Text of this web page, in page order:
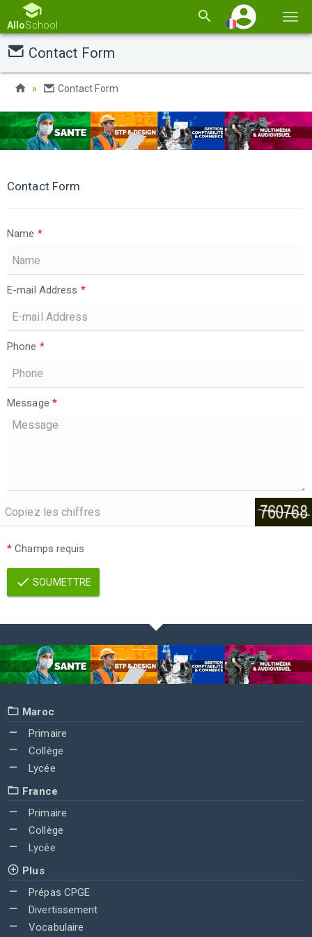
la
AlloSchool
Contact Form
Contact Form
Contact Form
Name *
E-mail Address *
Phone *
Message *
* Champs requis
SOUMETTRE
Maroc
Primaire
Collège
Lycée
France
Primaire
Collège
Lycée
Plus
Prépas CPGE
Divertissement
Vocabulaire